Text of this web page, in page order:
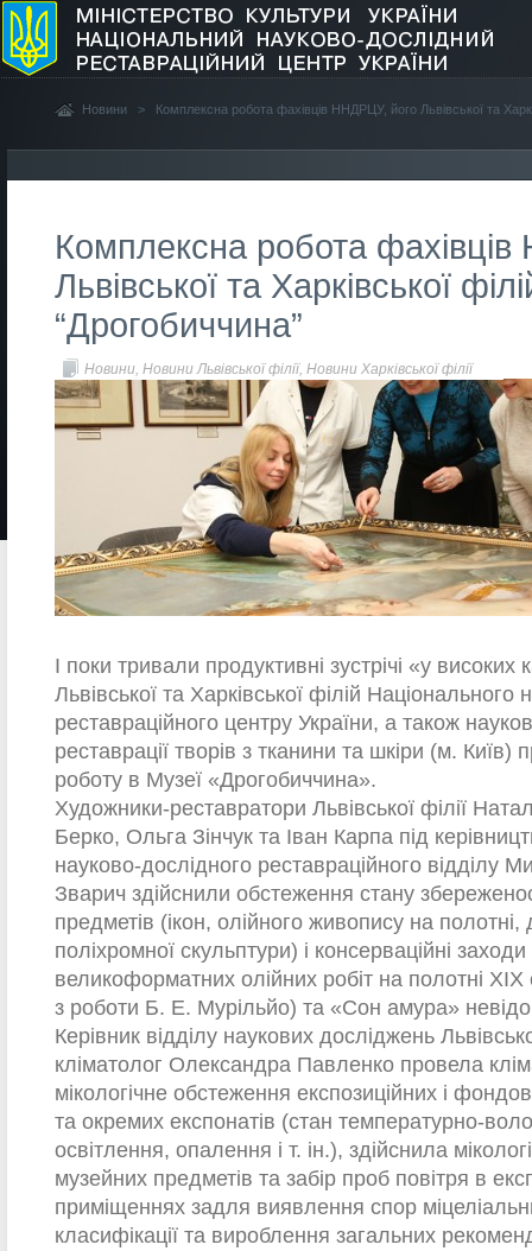
Новини > Комплексна робота фахівців ННДРЦУ, його Львівської та
Комплексна робота
Львівської та Харківської
“Дрогобиччина”
Новини, Новини Львівської філії, Новини Харківської філії
І поки тривали продуктивні зустрічі «у високих
Львівської та Харківської філій Національного
реставраційного центру України, а також
реставрації творів з тканини та шкіри (м.
роботу в Музеї «Дрогобиччина».
Художники-реставратори Львівської філії
Берко, Ольга Зінчук та Іван Карпа під
науково-дослідного реставраційного відділу
Зварич здійснили обстеження стану
предметів (ікон, олійного живопису на полотні,
поліхромної скульптури) і консерваційні
великоформатних олійних робіт на полотні XIX
з роботи Б. Е. Мурільйо) та «Сон амура»
Керівник відділу наукових досліджень
кліматолог Олександра Павленко провела
мікологічне обстеження експозиційних і
та окремих експонатів (стан температурно-
освітлення, опалення і т. ін.), здійснила
музейних предметів та забір проб повітря в
приміщеннях задля виявлення спор
класифікації та вироблення загальних